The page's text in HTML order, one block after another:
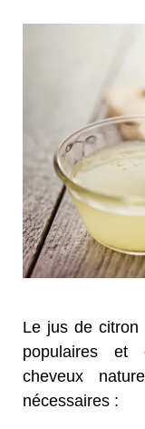
Le jus de citron
populaires et
cheveux
nécessaires :